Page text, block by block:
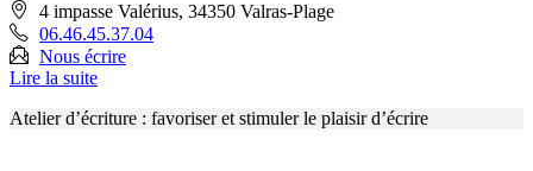
4 impasse Valérius, 34350 Valras-Plage
06.46.45.37.04
Nous écrire
Lire la suite
Atelier d’écriture : favoriser et stimuler le plaisir d’écrire